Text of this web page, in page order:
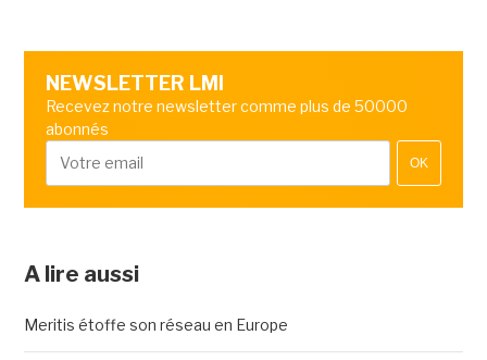
NEWSLETTER LMI
Recevez notre newsletter comme plus de 50000
abonnés
OK
A lire aussi
Meritis étoffe son réseau en Europe